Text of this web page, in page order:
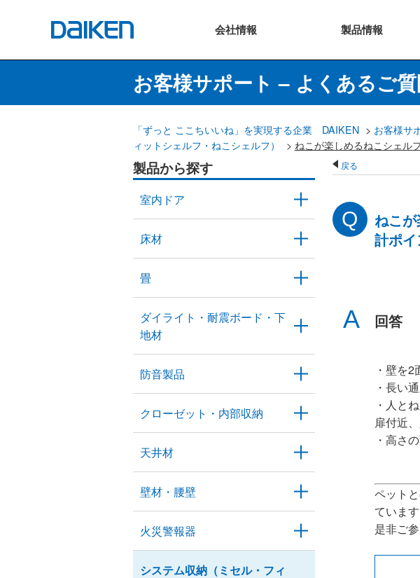
会社情報 製品情報
お客様サポート – よくあるご
「ずっと ここちいいね」を実現する企業 DAIKEN > お客様サ
ィットシェルフ・ねこシェルフ）
> ねこが楽しめるねこシェル
製品から探す
室内ドア
床材
畳
ダイライト・耐震ボード・下
地材
防音製品
クローゼット・内部収納
天井材
壁材・腰壁
火災警報器
システム収納（ミセル・フィ
戻る
ねこ
計ポイ
回答
・壁を
・長い
・人と
扉付近
・高さ
ペット
ています
是非ご